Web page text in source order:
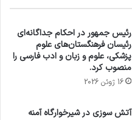
رئیس جمهور در احکام جداگانه‌ای
رئیسان فرهنگستان‌های علوم
پزشکی، علوم و زبان و ادب فارسی را
منصوب کرد.
16 ژوئن 2026
آتش سوزی در شیرخوارگاه آمنه